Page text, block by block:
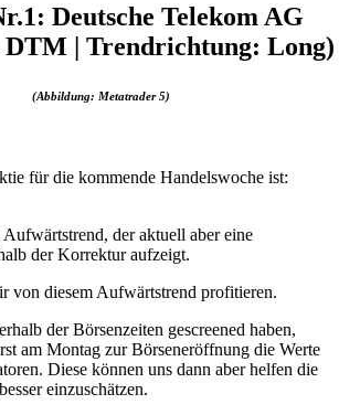
Deutsche Telekom AG
| Trendrichtung: Long)
(Abbildung: Metatrader 5)
für die kommende Handelswoche ist:
der aktuell aber eine
der Korrektur aufzeigt.
von diesem Aufwärtstrend profitieren.
der Börsenzeiten gescreened haben,
am Montag zur Börseneröffnung die Werte
Diese können uns dann aber helfen die
einzuschätzen.